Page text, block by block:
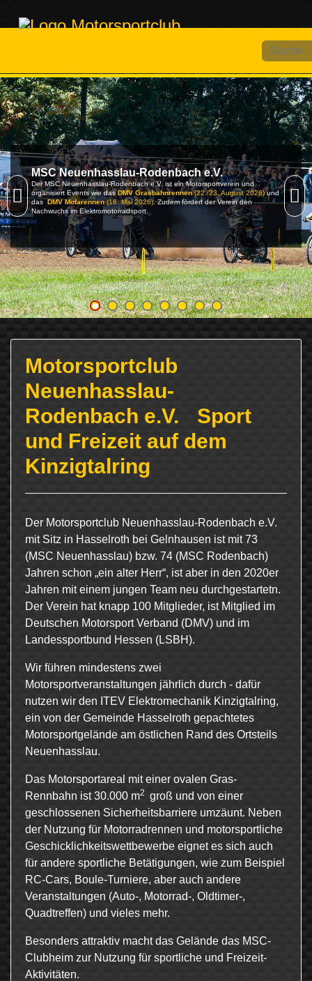
Suchen
MSC Neuenhasslau-Rodenbach e.V.
Der MSC Neuenhasslau-Rodenbach e.V. ist ein Motorsportverein und
organisiert Events wie dasDMV Grasbahnrennen(22./23. August 2026)und
dasDMV Mofarennen(16. Mai 2026). Zudem fördert der Verein den
Nachwuchs im Elektromotorradsport.
Motorsportclub
Neuenhasslau-
Rodenbach e.V. Sport
und Freizeit auf dem
Kinzigtalring
Der Motorsportclub Neuenhasslau-Rodenbach e.V.
mit Sitz in Hasselroth bei Gelnhausen ist mit 73
(MSC Neuenhasslau) bzw. 74 (MSC Rodenbach)
Jahren schon „ein alter Herr“, ist aber in den 2020er
Jahren mit einem jungen Team neu durchgestartetn.
Der Verein hat knapp 100 Mitglieder, ist Mitglied im
Deutschen Motorsport Verband (DMV) und im
Landessportbund Hessen (LSBH).
Wir führen mindestens zwei
Motorsportveranstaltungen jährlich durch - dafür
nutzen wir den ITEV Elektromechanik Kinzigtalring,
ein von der Gemeinde Hasselroth gepachtetes
Motorsportgelände am östlichen Rand des Ortsteils
Neuenhasslau.
Das Motorsportareal mit einer ovalen Gras-
Rennbahn ist 30.000 m2 groß und von einer
geschlossenen Sicherheitsbarriere umzäunt. Neben
der Nutzung für Motorradrennen und motorsportliche
Geschicklichkeitswettbewerbe eignet es sich auch
für andere sportliche Betätigungen, wie zum Beispiel
RC-Cars, Boule-Turniere, aber auch andere
Veranstaltungen (Auto-, Motorrad-, Oldtimer-,
Quadtreffen) und vieles mehr.
Besonders attraktiv macht das Gelände das MSC-
Clubheim zur Nutzung für sportliche und Freizeit-
Aktivitäten.